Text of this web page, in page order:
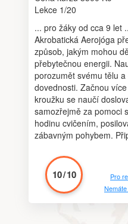
Lekce 1/20
... pro žáky od cca 9 let
Akrobatická Aerojóga
způsob, jakým mohou
přebytečnou energii.
porozumět svému tělu
dovednosti. Začnou
kroužku se naučí
samozřejmě za pomoci
hodinu cvičením,
zábavným pohybem.
akrobatických cviků.
co si v síti mohou dovolit
pracovat. Časem pak
zvládat i náročnější
Těší se na vás Diana.
10/10
Pro